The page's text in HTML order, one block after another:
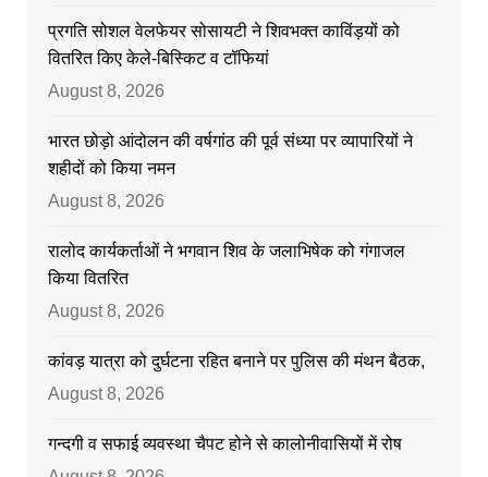
प्रगति सोशल वेलफेयर सोसायटी ने शिवभक्त काविंड़यों को
वितरित किए केले-बिस्किट व टॉफियां
August 8, 2026
भारत छोड़ो आंदोलन की वर्षगांठ की पूर्व संध्या पर व्यापारियों ने
शहीदों को किया नमन
August 8, 2026
रालोद कार्यकर्ताओं ने भगवान शिव के जलाभिषेक को गंगाजल
किया वितरित
August 8, 2026
कांवड़ यात्रा को दुर्घटना रहित बनाने पर पुलिस की मंथन बैठक,
August 8, 2026
गन्दगी व सफाई व्यवस्था चैपट होने से कालोनीवासियों में रोष